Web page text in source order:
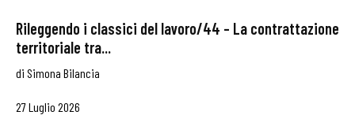
Rileggendo i classici del lavoro/44 – La contrattazione
territoriale tra...
di Simona Bilancia
27 Luglio 2026